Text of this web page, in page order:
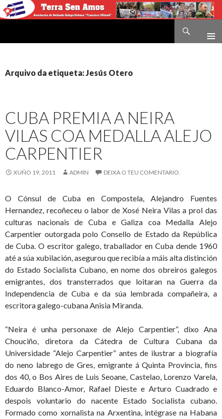
Arquivo da etiqueta: Jesús Otero
CUBA PREMIA A NEIRA
VILAS COA MEDALLA ALEJO
CARPENTIER
XUÑO 19, 2011 ADMIN DEIXA O TEU COMENTARIO.
O Cónsul de Cuba en Compostela, Alejandro Fuentes
Hernandez, recoñeceu o labor de Xosé Neira Vilas a prol das
culturas nacionais de Cuba e Galiza coa Medalla Alejo
Carpentier outorgada polo Consello de Estado da República
de Cuba. O escritor galego, traballador en Cuba dende 1960
até a súa xubilación, asegurou que recibía a máis alta distinción
do Estado Socialista Cubano, en nome dos obreiros galegos
emigrantes, dos transterrados que loitaran na Guerra da
Independencia de Cuba e da súa lembrada compañeira, a
escritora galego-cubana Anisia Miranda.
“Neira é unha personaxe de Alejo Carpentier”, dixo Ana
Chouciño, diretora da Cátedra de Cultura Cubana da
Universidade “Alejo Carpentier” antes de ilustrar a biografía
do neno labrego de Gres, emigrante á Quinta Provincia, fins
dos 40, o Bos Aires de Luis Seoane, Castelao, Lorenzo Varela,
Eduardo Blanco-Amor, Rafael Dieste e Arturo Cuadrado e
despois voluntario do nacente Estado Socialista cubano.
Formado como xornalista na Arxentina, intégrase na Habana